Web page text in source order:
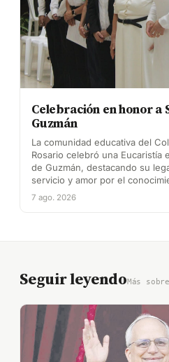
Celebración en honor a
Guzmán
La comunidad educativa del
Rosario celebró una Eucaristía
de Guzmán, destacando su
servicio y amor por el
7 ago. 2026
Seguir leyendoMás sobre